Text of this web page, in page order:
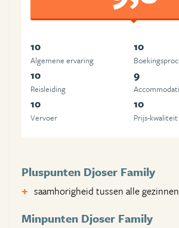
10
Algemene ervaring
10
10
Reisleiding
9
10
Vervoer
10
Prijs-kwaliteit
Pluspunten Djoser Family
saamhorigheid tussen alle
Minpunten Djoser Family